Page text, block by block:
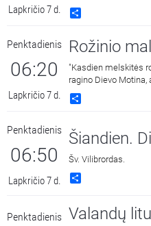
Lapkričio 7 d.
Penktadienis
06:20
Lapkričio 7 d.
Rožinio
"Kasdien melskitės
ragino Dievo
Penktadienis
06:50
Lapkričio 7 d.
Šiandien.
Šv. Vilibrordas.
Penktadienis Valandų